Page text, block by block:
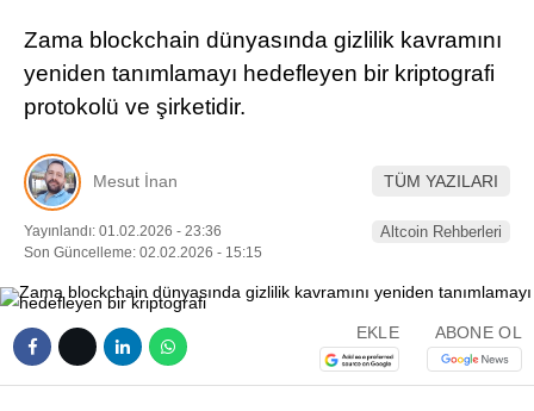
Pinterest
Telegram
Zama blockchain dünyasında gizlilik kavramını
yeniden tanımlamayı hedefleyen bir kriptografi
protokolü ve şirketidir.
Mesut İnan TÜM YAZILARI
Yayınlandı: 01.02.2026 - 23:36
Son Güncelleme: 02.02.2026 - 15:15
Altcoin Rehberleri
EKLE ABONE OL